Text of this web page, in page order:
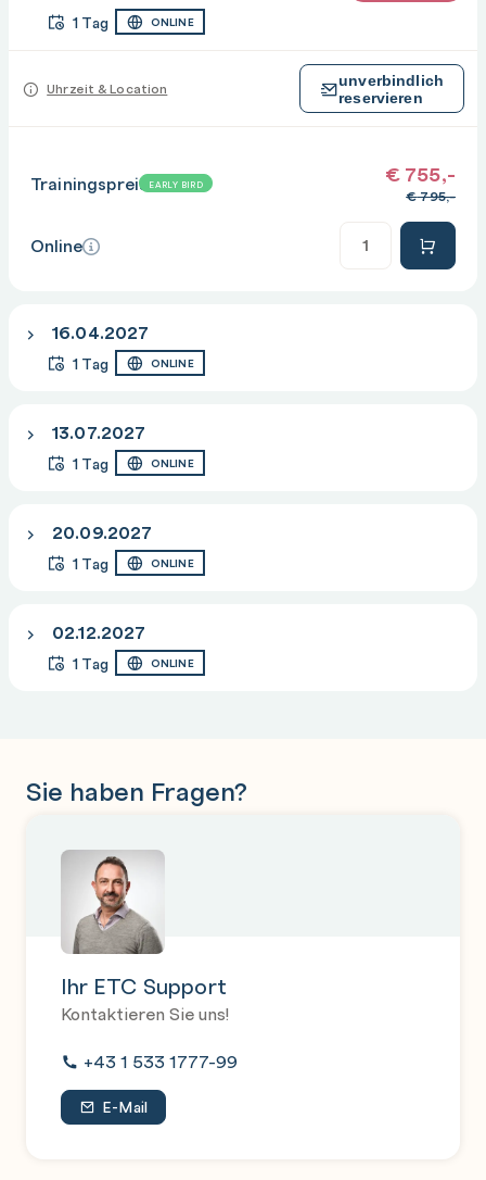
1 Tag ONLINE
Uhrzeit & Location
unverbindlich
reservieren
Trainingspreis EARLY BIRD €755,-
€795,-
Online
16.04.2027
1 Tag ONLINE
13.07.2027
1 Tag ONLINE
20.09.2027
1 Tag ONLINE
02.12.2027
1 Tag ONLINE
Sie haben Fragen?
Ihr ETC Support
Kontaktieren Sie uns!
+43 1 533 1777-99
E-Mail